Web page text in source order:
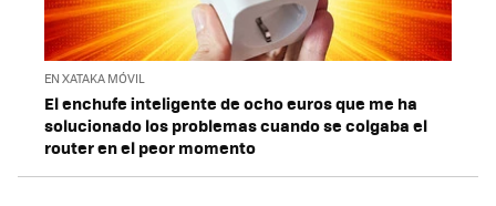
EN XATAKA MÓVIL
El enchufe inteligente de ocho euros que me ha
solucionado los problemas cuando se colgaba el
router en el peor momento